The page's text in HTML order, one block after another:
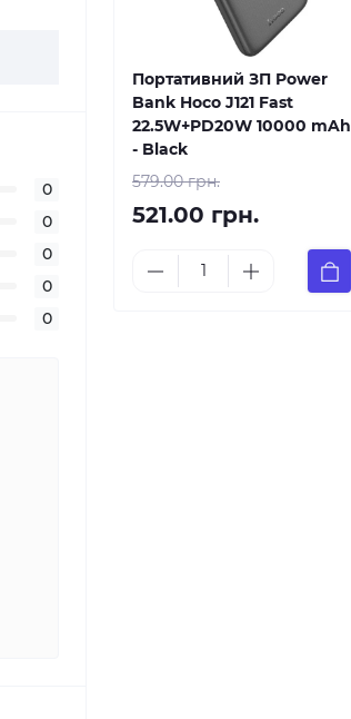
0
0
0
0
0
Портативний ЗП Power
Bank Hoco J121 Fast
22.5W+PD20W 10000 mAh
- Black
579.00 грн.
521.00 грн.